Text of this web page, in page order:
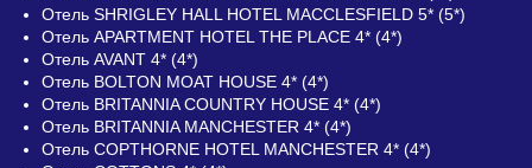
Отель SHRIGLEY HALL HOTEL MACCLESFIELD 5* (5*)
Отель APARTMENT HOTEL THE PLACE 4* (4*)
Отель AVANT 4* (4*)
Отель BOLTON MOAT HOUSE 4* (4*)
Отель BRITANNIA COUNTRY HOUSE 4* (4*)
Отель BRITANNIA MANCHESTER 4* (4*)
Отель COPTHORNE HOTEL MANCHESTER 4* (4*)